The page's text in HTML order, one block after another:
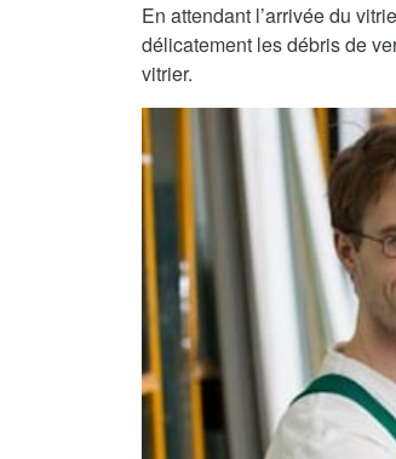
En attendant l’arrivée du
délicatement les débris de
vitrier.